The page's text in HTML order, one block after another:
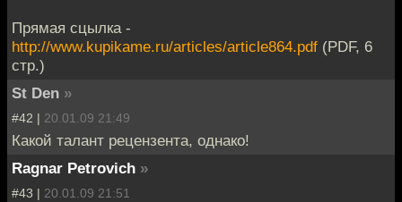
Прямая сцылка -
http://www.kupikame.ru/articles/article864.pdf (PDF, 6
стр.)
St Den »
#42 | 20.01.09 21:49
Какой талант рецензента, однако!
Ragnar Petrovich »
#43 | 20.01.09 21:51